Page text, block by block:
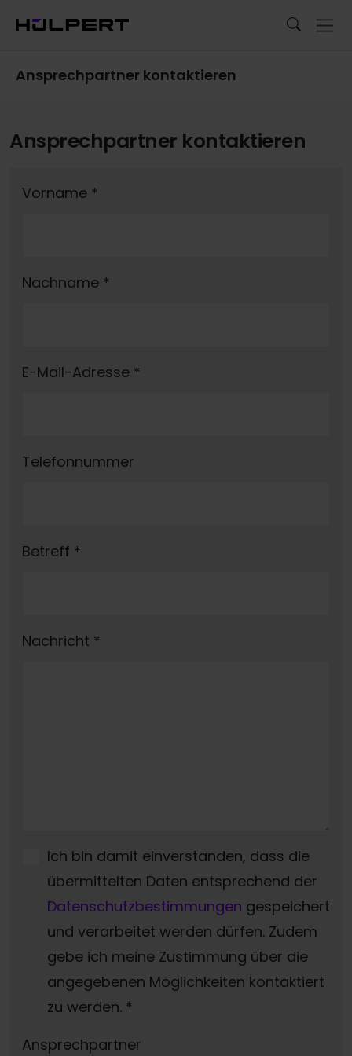
Ansprechpartner kontaktieren
Ansprechpartner kontaktieren
Vorname *
Nachname *
E-Mail-Adresse *
Telefonnummer
Betreff *
Nachricht *
Ich bin damit einverstanden, dass die
übermittelten Daten entsprechend der
Datenschutzbestimmungen gespeichert
und verarbeitet werden dürfen. Zudem
gebe ich meine Zustimmung über die
angegebenen Möglichkeiten kontaktiert
zu werden. *
Ansprechpartner